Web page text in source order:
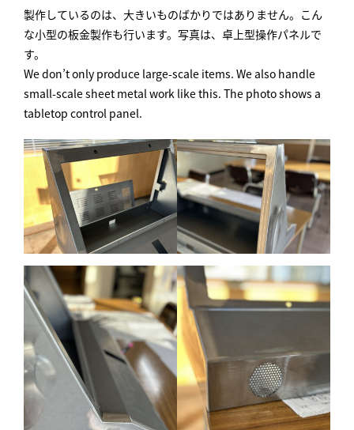
製作しているのは、大きいものばかりではありません。こん
な小型の板金製作も行います。写真は、卓上型操作パネルで
す。
We don’t only produce large-scale items. We also handle
small-scale sheet metal work like this. The photo shows a
tabletop control panel.